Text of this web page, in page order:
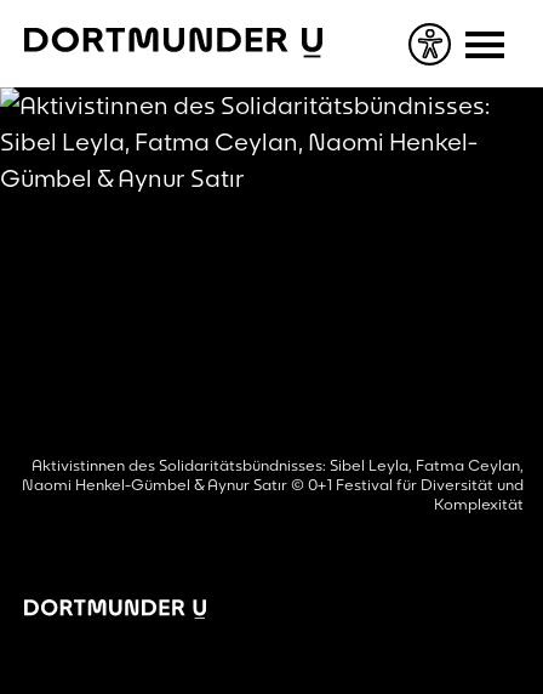
content
Aktivistinnen des Solidaritätsbündnisses: Sibel Leyla, Fatma Ceylan,
Naomi Henkel-Gümbel & Aynur Satır © 0+1 Festival für Diversität und
Komplexität